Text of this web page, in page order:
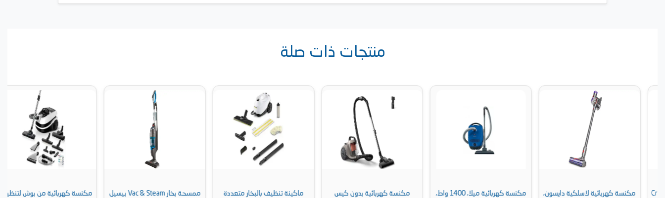
منتجات ذات صلة
مكنسة كهربائية لاسلكية دايسون،
مكنسة كهربائية ميلا، 1400 واط،
مكنسة كهربائية بدون كيس
ماكينة تنظيف بالبخار متعددة
ممسحة بخار Vac & Steam بيسيل
مكنسة كهربائية من بوش لتنظيف